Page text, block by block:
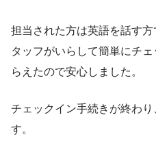
担当された方は英語を話す
タッフがいらして簡単にチ
らえたので安心しました。
チェックイン手続きが終わ
す。